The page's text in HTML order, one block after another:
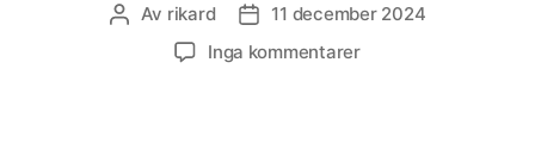
Inläggsförfattare
Av rikard Inläggsdatum
11 december 2024
Inga kommentarertill